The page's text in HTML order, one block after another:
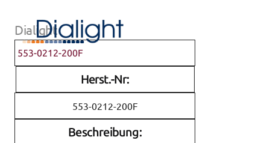
Dialight
553-0212-200F
Herst.-Nr:
553-0212-200F
Beschreibung: